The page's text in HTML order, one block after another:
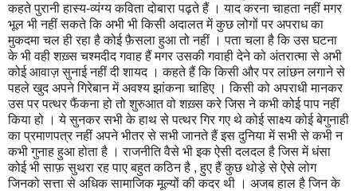
कहते पुरानी हास्य-व्यंग्य कविता दोबारा पढ़ते हैं । याद करना चाहता नहीं मगर
भूल भी नहीं सकते कि अभी भी किसी अदालत में कुछ लोगों पर अपराध का
मुकदमा चल ही रहा है कोई फ़ैसला हुआ तो नहीं । पता चला है कि उस घटना
के भी वही शख़्स चश्मदीद गवाह हैं मगर उसकी गवाही देने को अंतरात्मा से अभी
कोई आवाज़ सुनाई नहीं दी शायद । कहते हैं कि किसी और पर लांछन लगाने से
पहले खुद अपने गिरेबान में अवश्य झांकना चाहिए । किसी को अपराधी मानकर
उस पर पत्थर फैंकना हो तो शुरुआत वो शख़्स करे जिस ने कभी कोई पाप नहीं
किया हो । ये सुनकर सभी के हाथ से पत्थर गिर गए थे कोई साक्ष्य कोई बेगुनाही
का प्रमाणपत्र नहीं अपने भीतर से सभी जानते हैं इस दुनिया में सभी से कभी न
कभी गुनाह हुआ होता है । राजनीति वैसे भी इक ऐसी दलदल है जिस में धंसा
कोई भी साफ़ सुथरा रह पाए बहुत कठिन है , हुए हैं कुछ थोड़े से ऐसे लोग
जिनको सत्ता से अधिक सामाजिक मूल्यों की कदर थी । अजब हाल है जिन के